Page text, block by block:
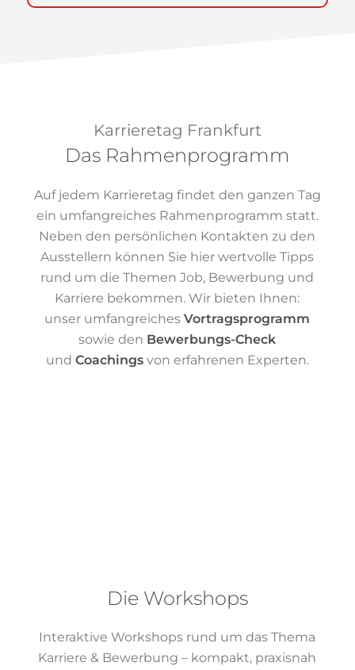
Karrieretag Frankfurt
Das Rahmenprogramm
Auf jedem Karrieretag findet den ganzen Tag
ein umfangreiches Rahmenprogramm statt.
Neben den persönlichen Kontakten zu den
Ausstellern können Sie hier wertvolle Tipps
rund um die Themen Job, Bewerbung und
Karriere bekommen. Wir bieten Ihnen:
unser umfangreichesVortragsprogramm
sowie den Bewerbungs-Check
und Coachingsvon erfahrenen Experten.
Die Workshops
Interaktive Workshops rund um das Thema
Karriere & Bewerbung – kompakt, praxisnah